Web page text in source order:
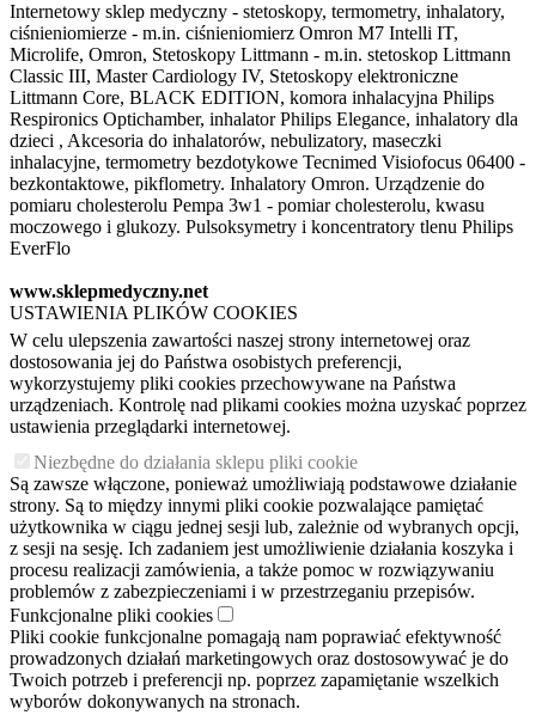
Internetowy sklep medyczny - stetoskopy, termometry, inhalatory,
ciśnieniomierze - m.in. ciśnieniomierz Omron M7 Intelli IT,
Microlife, Omron, Stetoskopy Littmann - m.in. stetoskop Littmann
Classic III, Master Cardiology IV, Stetoskopy elektroniczne
Littmann Core, BLACK EDITION, komora inhalacyjna Philips
Respironics Optichamber, inhalator Philips Elegance, inhalatory dla
dzieci , Akcesoria do inhalatorów, nebulizatory, maseczki
inhalacyjne, termometry bezdotykowe Tecnimed Visiofocus 06400 -
bezkontaktowe, pikflometry. Inhalatory Omron. Urządzenie do
pomiaru cholesterolu Pempa 3w1 - pomiar cholesterolu, kwasu
moczowego i glukozy. Pulsoksymetry i koncentratory tlenu Philips
EverFlo
www.sklepmedyczny.net
USTAWIENIA PLIKÓW COOKIES
W celu ulepszenia zawartości naszej strony internetowej oraz
dostosowania jej do Państwa osobistych preferencji,
wykorzystujemy pliki cookies przechowywane na Państwa
urządzeniach. Kontrolę nad plikami cookies można uzyskać poprzez
ustawienia przeglądarki internetowej.
Niezbędne do działania sklepu pliki cookie
Są zawsze włączone, ponieważ umożliwiają podstawowe działanie
strony. Są to między innymi pliki cookie pozwalające pamiętać
użytkownika w ciągu jednej sesji lub, zależnie od wybranych opcji,
z sesji na sesję. Ich zadaniem jest umożliwienie działania koszyka i
procesu realizacji zamówienia, a także pomoc w rozwiązywaniu
problemów z zabezpieczeniami i w przestrzeganiu przepisów.
Funkcjonalne pliki cookies
Pliki cookie funkcjonalne pomagają nam poprawiać efektywność
prowadzonych działań marketingowych oraz dostosowywać je do
Twoich potrzeb i preferencji np. poprzez zapamiętanie wszelkich
wyborów dokonywanych na stronach.